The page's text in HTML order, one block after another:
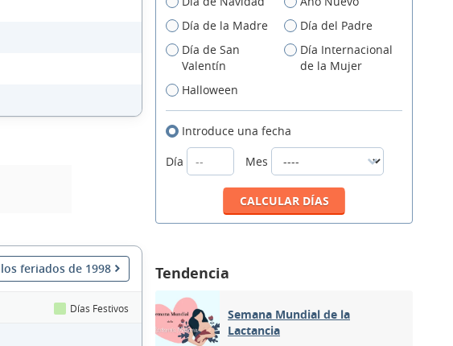
feriados de 1998
Días Festivos
Día de la Madre
Día del Padre
Día de San
Valentín
Día Internacional
de la Mujer
Halloween
Introduce una fecha
Día
Mes
Tendencia
Semana Mundial de la
Lactancia